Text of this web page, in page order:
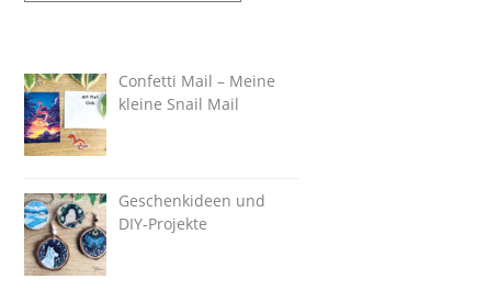
Confetti Mail – Meine
kleine Snail Mail
Geschenkideen und
DIY-Projekte